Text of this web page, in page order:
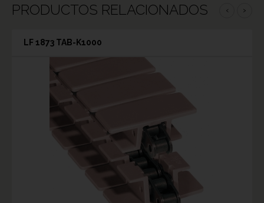
PRODUCTOS RELACIONADOS ‹ ›
LF 1873 TAB-K1000